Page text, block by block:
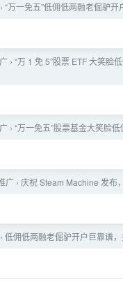
› “万一免五”低佣低两融老倔驴
› “万 1 免 5”股票 ETF 大笑脸
› “万一免五”股票基金大笑脸
广 › 庆祝 Steam Machine 发布
› 低佣低两融老倔驴开户巨靠谱